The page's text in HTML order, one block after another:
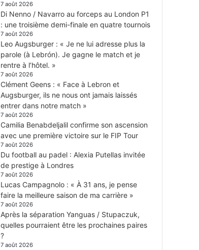
7 août 2026
Di Nenno / Navarro au forceps au London P1
: une troisième demi-finale en quatre tournois
7 août 2026
Leo Augsburger : « Je ne lui adresse plus la
parole (à Lebrón). Je gagne le match et je
rentre à l’hôtel. »
7 août 2026
Clément Geens : « Face à Lebron et
Augsburger, ils ne nous ont jamais laissés
entrer dans notre match »
7 août 2026
Camilia Benabdeljalil confirme son ascension
avec une première victoire sur le FIP Tour
7 août 2026
Du football au padel : Alexia Putellas invitée
de prestige à Londres
7 août 2026
Lucas Campagnolo : « À 31 ans, je pense
faire la meilleure saison de ma carrière »
7 août 2026
Après la séparation Yanguas / Stupaczuk,
quelles pourraient être les prochaines paires
?
7 août 2026